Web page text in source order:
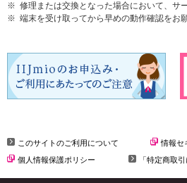
修理または交換となった場合において、サ
端末を受け取ってから早めの動作確認をお
このサイトのご利用について 情報セ
個人情報保護ポリシー
「特定商取